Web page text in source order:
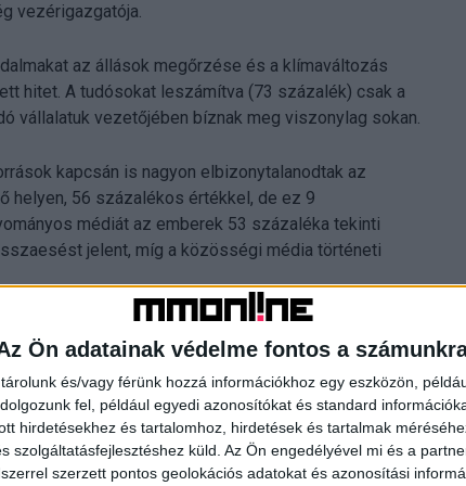
Ön adatainak védelme fontos a
és/vagy férünk hozzá információkhoz egy eszközön,
fel, például egyedi azonosítókat és standard
hirdetésekhez és tartalomhoz, hirdetések és tartalmak
szolgáltatásfejlesztéshez küld. Az Ön engedélyével mi és a
szerzett pontos geolokációs adatokat és azonosítási
vezérigazgatója.
az állások megőrzése és a klímaváltozás
hitet. A tudósokat leszámítva (73 százalék) csak a
vállalatuk vezetőjében bíznak meg viszonylag sokan.
kapcsán is nagyon elbizonytalanodtak az
helyen, 56 százalékos értékkel, de ez 9
médiát az emberek 53 százaléka tekinti
jelent, míg a közösségi média történeti
vállalkozás